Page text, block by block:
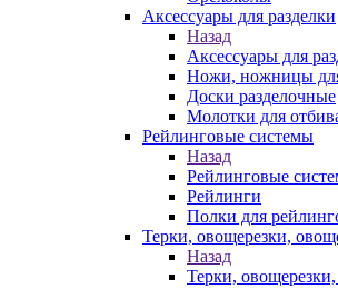
Аксессуары для разделки
Назад
Аксессуары для
Ножи, ножницы
Доски разделочные
Молотки для
Рейлинговые системы
Назад
Рейлинговые
Рейлинги
Полки для
Терки, овощерезки,
Назад
Терки,